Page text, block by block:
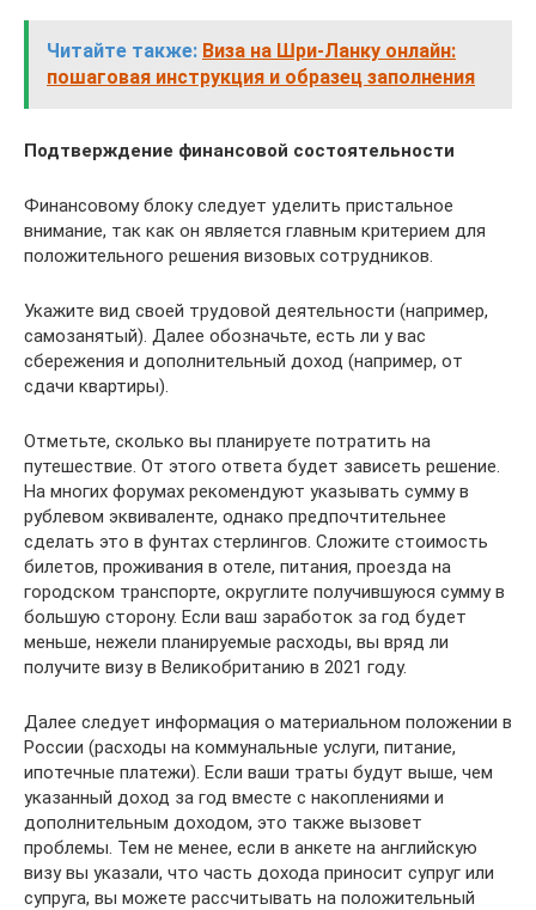
Читайте также: Виза на Шри-Ланку онлайн:
пошаговая инструкция и образец заполнения
Подтверждение финансовой состоятельности
Финансовому блоку следует уделить пристальное
внимание, так как он является главным критерием для
положительного решения визовых сотрудников.
Укажите вид своей трудовой деятельности (например,
самозанятый). Далее обозначьте, есть ли у вас
сбережения и дополнительный доход (например, от
сдачи квартиры).
Отметьте, сколько вы планируете потратить на
путешествие. От этого ответа будет зависеть решение.
На многих форумах рекомендуют указывать сумму в
рублевом эквиваленте, однако предпочтительнее
сделать это в фунтах стерлингов. Сложите стоимость
билетов, проживания в отеле, питания, проезда на
городском транспорте, округлите получившуюся сумму в
большую сторону. Если ваш заработок за год будет
меньше, нежели планируемые расходы, вы вряд ли
получите визу в Великобританию в 2021 году.
Далее следует информация о материальном положении в
России (расходы на коммунальные услуги, питание,
ипотечные платежи). Если ваши траты будут выше, чем
указанный доход за год вместе с накоплениями и
дополнительным доходом, это также вызовет
проблемы. Тем не менее, если в анкете на английскую
визу вы указали, что часть дохода приносит супруг или
супруга, вы можете рассчитывать на положительный